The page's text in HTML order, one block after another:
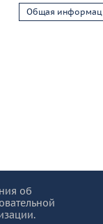
Общая
об